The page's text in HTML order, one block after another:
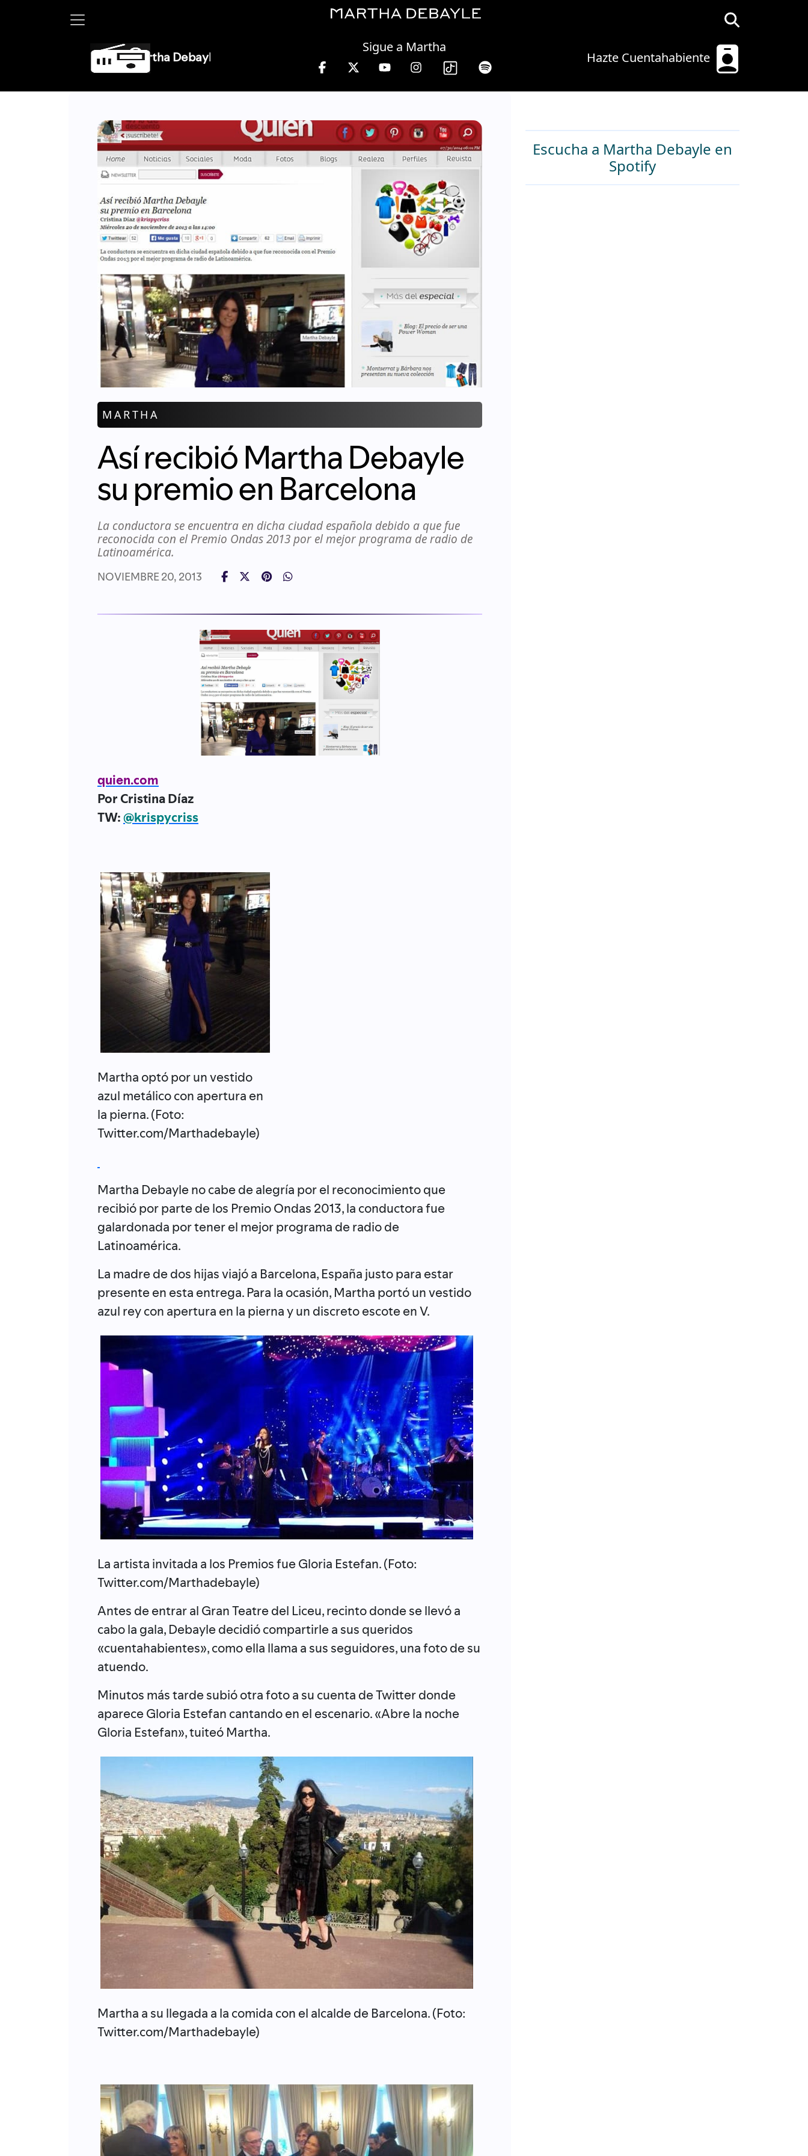
Hazte Cuentahabiente
Sigue a Martha
Martha Debayle en W, lunes a viernes de 10 a 13 hrs.
MARTHA
Así recibió Martha Debayle
su premio en Barcelona
La conductora se encuentra en dicha ciudad española debido a que fue
reconocida con el Premio Ondas 2013 por el mejor programa de radio de
Latinoamérica.
NOVIEMBRE 20, 2013
quien.com
Por Cristina Díaz
TW:@krispycriss
Martha optó por un vestido
azul metálico con apertura en
la pierna. (Foto:
Twitter.com/Marthadebayle)
Martha Debayle no cabe de alegría por el reconocimiento que
recibió por parte de los Premio Ondas 2013, la conductora fue
galardonada por tener el mejor programa de radio de
Latinoamérica.
La madre de dos hijas viajó a Barcelona, España justo para estar
presente en esta entrega. Para la ocasión, Martha portó un vestido
azul rey con apertura en la pierna y un discreto escote en V.
La artista invitada a los Premios fue Gloria Estefan. (Foto:
Twitter.com/Marthadebayle)
Antes de entrar al Gran Teatre del Liceu, recinto donde se llevó a
cabo la gala, Debayle decidió compartirle a sus queridos
«cuentahabientes», como ella llama a sus seguidores, una foto de su
atuendo.
Minutos más tarde subió otra foto a su cuenta de Twitter donde
aparece Gloria Estefan cantando en el escenario. «Abre la noche
Gloria Estefan», tuiteó Martha.
Martha a su llegada a la comida con el alcalde de Barcelona. (Foto:
Twitter.com/Marthadebayle)
Escucha a Martha Debayle en
Spotify